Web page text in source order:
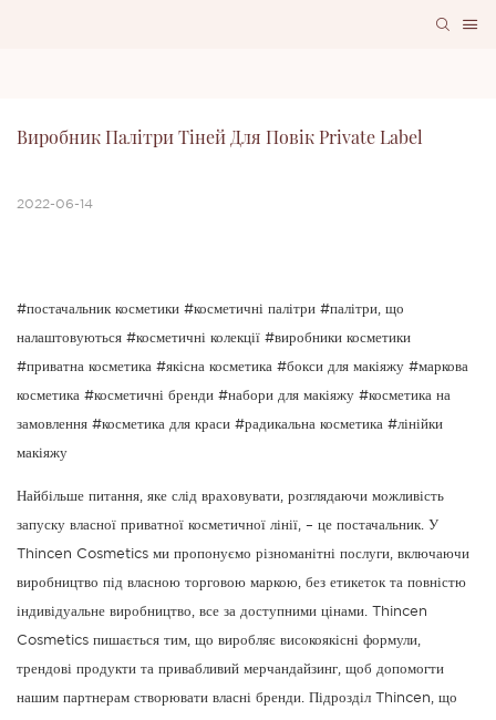
Виробник Палітри Тіней Для Повік Private Label
2022-06-14
#постачальник косметики #косметичні палітри #палітри, що
налаштовуються #косметичні колекції #виробники косметики
#приватна косметика #якісна косметика #бокси для макіяжу #маркова
косметика #косметичні бренди #набори для макіяжу #косметика на
замовлення #косметика для краси #радикальна косметика #лінійки
макіяжу
Найбільше питання, яке слід враховувати, розглядаючи можливість
запуску власної приватної косметичної лінії, – це постачальник. У
Thincen Cosmetics ми пропонуємо різноманітні послуги, включаючи
виробництво під власною торговою маркою, без етикеток та повністю
індивідуальне виробництво, все за доступними цінами. Thincen
Cosmetics пишається тим, що виробляє високоякісні формули,
трендові продукти та привабливий мерчандайзинг, щоб допомогти
нашим партнерам створювати власні бренди. Підрозділ Thincen, що